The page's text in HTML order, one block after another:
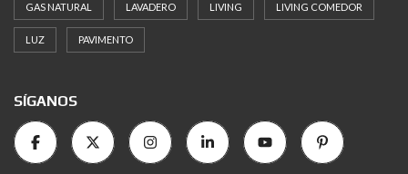
GAS NATURAL LAVADERO LIVING LIVING COMEDOR
LUZ PAVIMENTO
SÍGANOS